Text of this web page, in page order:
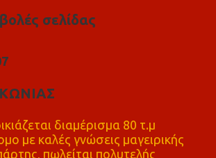
σελίδας
7
διαμέρισμα 80 τ.μ
με καλές γνώσεις μαγειρικής
πωλείται πολυτελής